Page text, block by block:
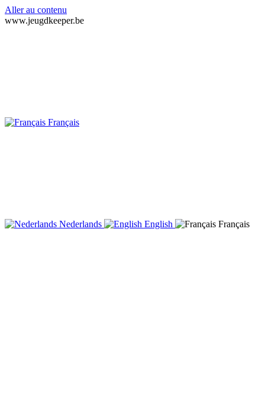
Aller au contenu
www.jeugdkeeper.be
Français
Nederlands English Français